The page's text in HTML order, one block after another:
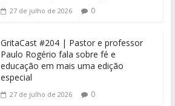
27 de julho de 2026 0
GritaCast #204 | Pastor e professor
Paulo Rogério fala sobre fé e
educação em mais uma edição
especial
27 de julho de 2026 0